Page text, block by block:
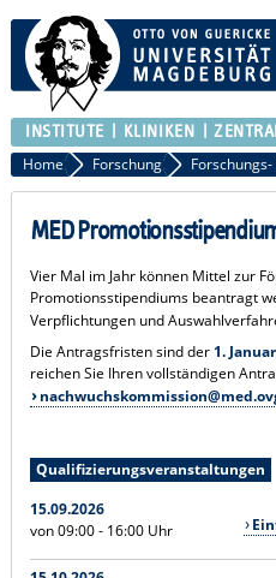
INSTITUTE KLINIKEN
Home Forschung
MED
Vier Mal im Jahr können Mittel zur
Promotionsstipendiums beantragt
Verpflichtungen und
Die Antragsfristen sind der 1.
reichen Sie Ihren vollständigen
Qualifizierungsveranstaltungen
15.09.2026
von 09:00 - 16:00 Uhr